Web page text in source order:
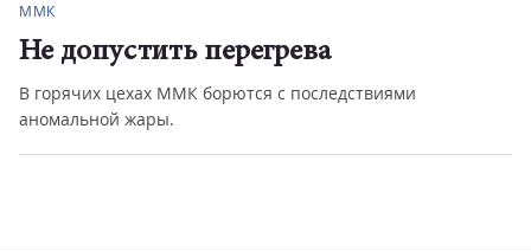
ММК
Не допустить перегрева
В горячих цехах ММК борются с последствиями
аномальной жары.